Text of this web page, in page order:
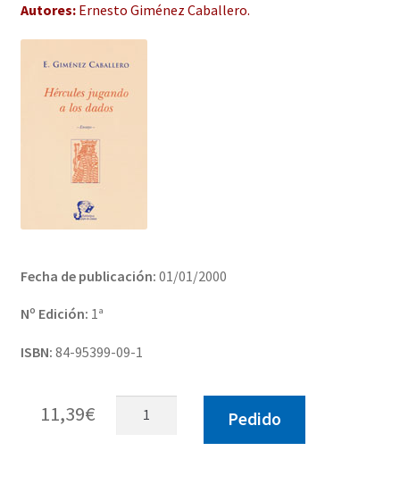
Sobre nosotros
Solicitar Pedido
Autores: Ernesto Giménez Caballero.
Fecha de publicación: 01/01/2000
Nº Edición: 1ª
ISBN: 84-95399-09-1
11,39€ Pedido